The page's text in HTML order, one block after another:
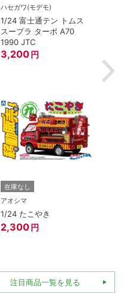
ハセガワ(モデモ)
1/24 富士通テン トムス
スープラ ターボ A70
1990 JTC
3,200 円
在庫なし
アオシマ
1/24 たこやき
2,300 円
注目商品一覧を見る